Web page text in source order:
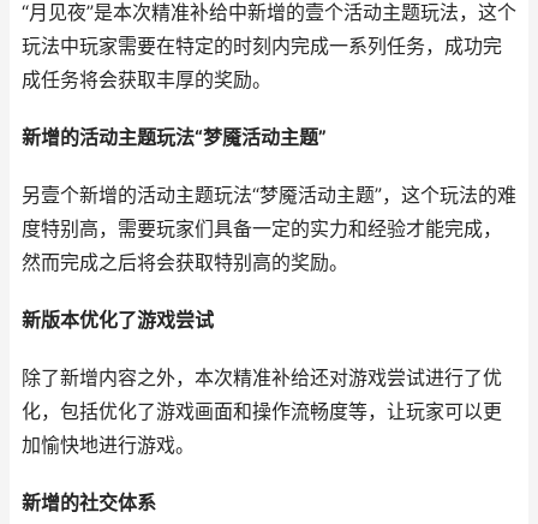
“月见夜”是本次精准补给中新增的壹个活动主题玩法，这个
玩法中玩家需要在特定的时刻内完成一系列任务，成功完
成任务将会获取丰厚的奖励。
新增的活动主题玩法“梦魇活动主题”
另壹个新增的活动主题玩法“梦魇活动主题”，这个玩法的难
度特别高，需要玩家们具备一定的实力和经验才能完成，
然而完成之后将会获取特别高的奖励。
新版本优化了游戏尝试
除了新增内容之外，本次精准补给还对游戏尝试进行了优
化，包括优化了游戏画面和操作流畅度等，让玩家可以更
加愉快地进行游戏。
新增的社交体系